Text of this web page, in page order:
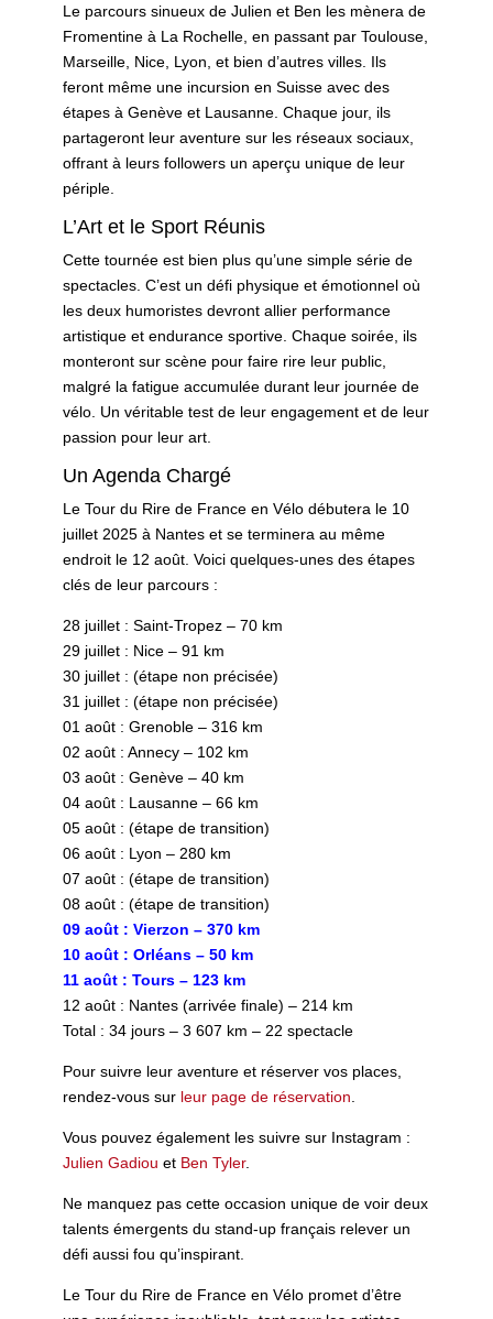
Le parcours sinueux de Julien et Ben les mènera de
Fromentine à La Rochelle, en passant par Toulouse,
Marseille, Nice, Lyon, et bien d’autres villes. Ils
feront même une incursion en Suisse avec des
étapes à Genève et Lausanne. Chaque jour, ils
partageront leur aventure sur les réseaux sociaux,
offrant à leurs followers un aperçu unique de leur
périple.
L’Art et le Sport Réunis
Cette tournée est bien plus qu’une simple série de
spectacles. C’est un défi physique et émotionnel où
les deux humoristes devront allier performance
artistique et endurance sportive. Chaque soirée, ils
monteront sur scène pour faire rire leur public,
malgré la fatigue accumulée durant leur journée de
vélo. Un véritable test de leur engagement et de leur
passion pour leur art.
Un Agenda Chargé
Le Tour du Rire de France en Vélo débutera le 10
juillet 2025 à Nantes et se terminera au même
endroit le 12 août. Voici quelques-unes des étapes
clés de leur parcours :
28 juillet : Saint-Tropez – 70 km
29 juillet : Nice – 91 km
30 juillet : (étape non précisée)
31 juillet : (étape non précisée)
01 août : Grenoble – 316 km
02 août : Annecy – 102 km
03 août : Genève – 40 km
04 août : Lausanne – 66 km
05 août : (étape de transition)
06 août : Lyon – 280 km
07 août : (étape de transition)
08 août : (étape de transition)
09 août : Vierzon – 370 km
10 août : Orléans – 50 km
11 août : Tours – 123 km
12 août : Nantes (arrivée finale) – 214 km
Total : 34 jours – 3 607 km – 22 spectacle
Pour suivre leur aventure et réserver vos places,
rendez-vous sur leur page de réservation
Vous pouvez également les suivre sur Instagram :
Julien Gadiou et Ben Tyler.
Ne manquez pas cette occasion unique de voir deux
talents émergents du stand-up français relever un
défi aussi fou qu’inspirant.
Le Tour du Rire de France en Vélo promet d’être